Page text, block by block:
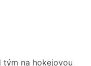
na hokejovou